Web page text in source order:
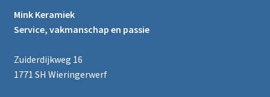
Mink Keramiek
Service, vakmanschap en passie
Zuiderdijkweg 16
1771 SH Wieringerwerf